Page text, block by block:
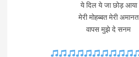
ये दिल ये जा छोड़ आया
मेरी मोहब्बत मेरी अमानत
वापस मुझे दे सनम